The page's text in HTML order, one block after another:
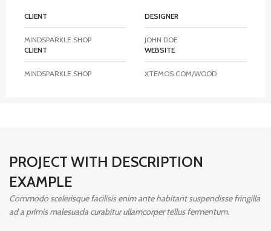
CLIENT
MINDSPARKLE SHOP
DESIGNER
JOHN DOE
CLIENT
MINDSPARKLE SHOP
WEBSITE
XTEMOS.COM/WOOD
PROJECT WITH DESCRIPTION
EXAMPLE
Commodo scelerisque facilisis enim ante habitant suspendisse fringilla
ad a primis malesuada curabitur ullamcorper tellus fermentum.